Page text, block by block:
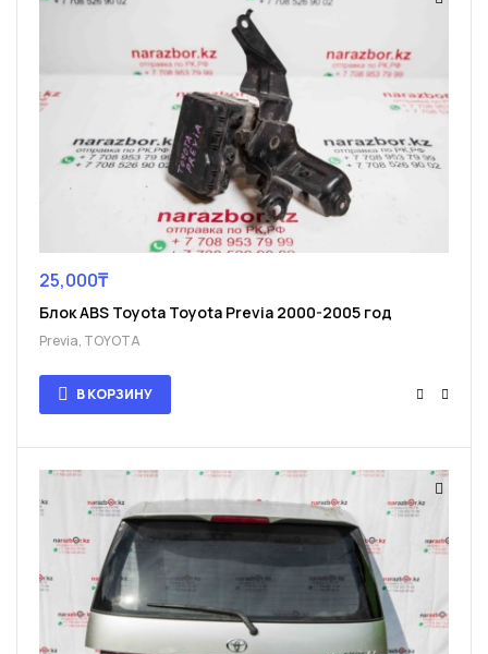
25,000₸
Блок ABS Toyota Toyota Previa 2000-2005 год
Previa, TOYOTA
В КОРЗИНУ